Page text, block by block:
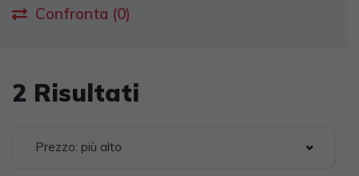
Confronta (0)
2 Risultati
Prezzo: più alto